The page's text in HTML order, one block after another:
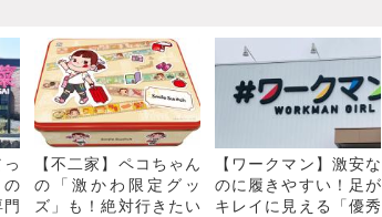
【不二家】ペコちゃん
の「激かわ限定グッ
ズ」も！絶対行きたい
【ワークマン】激安な
のに履きやすい！足が
キレイに見える「優秀